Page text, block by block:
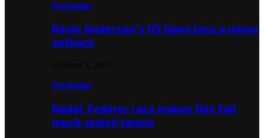
Pertanian
Kevin Anderson’s US Open loss a minor
setback
Pertanian
Nadal, Federer race makes this fall
much-watch tennis